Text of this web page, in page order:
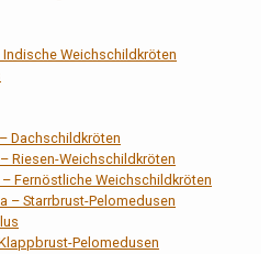
Weichschildkröten
Dachschildkröten
Riesen-Weichschildkröten
Fernöstliche Weichschildkröten
– Starrbrust-Pelomedusen
Pelomedusen